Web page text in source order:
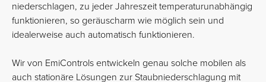
niederschlagen, zu jeder Jahreszeit temperaturunabhängig
funktionieren, so geräuscharm wie möglich sein und
idealerweise auch automatisch funktionieren.
Wir von EmiControls entwickeln genau solche mobilen als
auch stationäre Lösungen zur Staubniederschlagung mit